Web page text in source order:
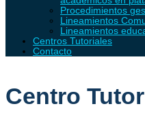
Procedimientos
Lineamientos
Lineamientos
Centros Tutoriales
Contacto
Centro